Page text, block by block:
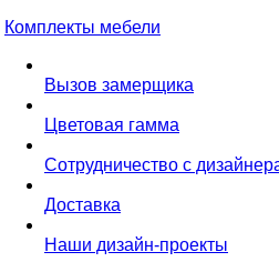
Комплекты мебели
Вызов замерщика
Цветовая гамма
Сотрудничество с
Доставка
Наши дизайн-проекты